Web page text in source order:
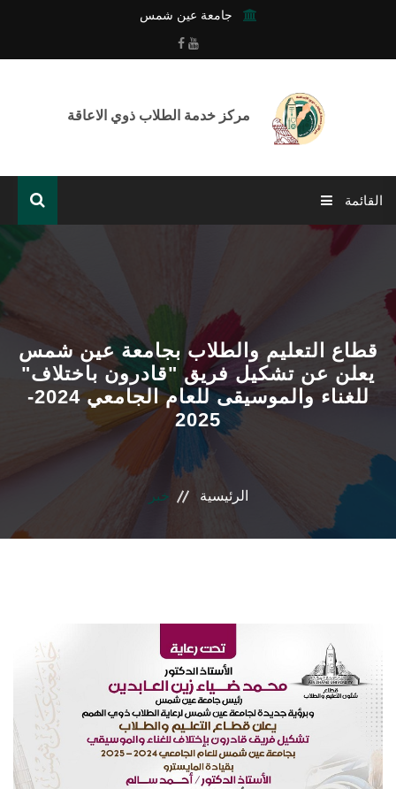
جامعة عين شمس
القائمة
الرئيسية
خدمات المركز
أنشطة وفعاليات المركز
قطاع التعليم والطلاب بجامعة عين شمس
يعلن عن تشكيل فريق "قادرون باختلاف"
للغناء والموسيقى للعام الجامعي 2024-
2025
الرئيسية خبر